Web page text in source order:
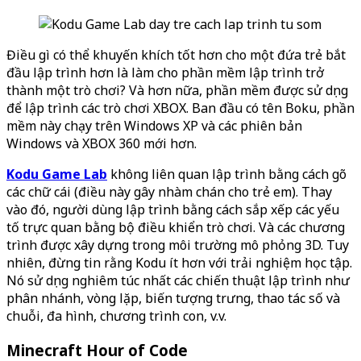
Điều gì có thể khuyến khích tốt hơn cho một đứa trẻ bắt
đầu lập trình hơn là làm cho phần mềm lập trình trở
thành một trò chơi? Và hơn nữa, phần mềm được sử dụng
để lập trình các trò chơi XBOX. Ban đầu có tên Boku, phần
mềm này chạy trên Windows XP và các phiên bản
Windows và XBOX 360 mới hơn.
Kodu Game Lab không liên quan lập trình bằng cách gõ
các chữ cái (điều này gây nhàm chán cho trẻ em). Thay
vào đó, người dùng lập trình bằng cách sắp xếp các yếu
tố trực quan bằng bộ điều khiển trò chơi. Và các chương
trình được xây dựng trong môi trường mô phỏng 3D. Tuy
nhiên, đừng tin rằng Kodu ít hơn với trải nghiệm học tập.
Nó sử dụng nghiêm túc nhất các chiến thuật lập trình như
phân nhánh, vòng lặp, biến tượng trưng, thao tác số và
chuỗi, đa hình, chương trình con, v.v.
Minecraft Hour of Code